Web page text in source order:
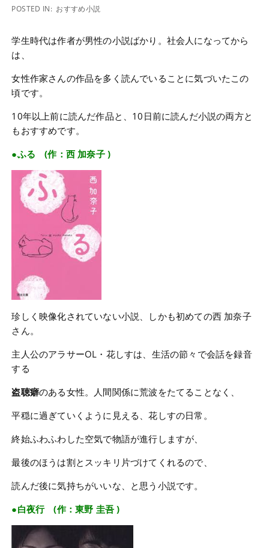
POSTED IN: おすすめ小説
学生時代は作者が男性の小説ばかり。社会人になってから
は、
女性作家さんの作品を多く読んでいることに気づいたこの
頃です。
10年以上前に読んだ作品と、10日前に読んだ小説の両方と
もおすすめです。
●ふる (作：西 加奈子 )
珍しく映像化されていない小説、しかも初めての西 加奈子
さん。
主人公のアラサーOL・花しすは、生活の節々で会話を録音
する
盗聴癖のある女性。人間関係に荒波をたてることなく、
平穏に過ぎていくように見える、花しすの日常。
終始ふわふわした空気で物語が進行しますが、
最後のほうは割とスッキリ片づけてくれるので、
読んだ後に気持ちがいいな、と思う小説です。
●白夜行 (作：東野 圭吾 )